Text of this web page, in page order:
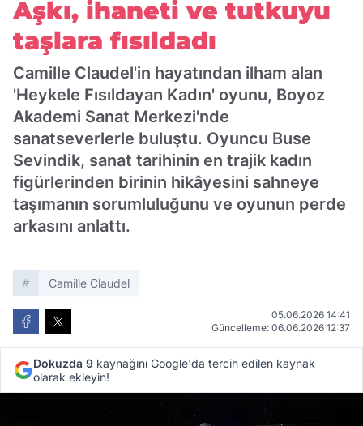
Aşkı, ihaneti ve tutkuyu
taşlara fısıldadı
Camille Claudel'in hayatından ilham alan
'Heykele Fısıldayan Kadın' oyunu, Boyoz
Akademi Sanat Merkezi'nde
sanatseverlerle buluştu. Oyuncu Buse
Sevindik, sanat tarihinin en trajik kadın
figürlerinden birinin hikâyesini sahneye
taşımanın sorumluluğunu ve oyunun perde
arkasını anlattı.
Camille Claudel
05.06.2026 14:41
Güncelleme: 06.06.2026 12:37
Dokuzda 9 kaynağını Google'da tercih edilen kaynak
olarak ekleyin!